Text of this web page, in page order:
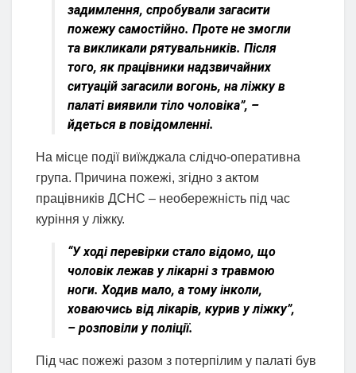
задимлення, спробували загасити
пожежу самостійно. Проте не змогли
та викликали рятувальників. Після
того, як працівники надзвичайних
ситуацій загасили вогонь, на ліжку в
палаті виявили тіло чоловіка”, –
йдеться в повідомленні.
На місце події виїжджала слідчо-оперативна
група. Причина пожежі, згідно з актом
працівників ДСНС – необережність під час
куріння у ліжку.
“У ході перевірки стало відомо, що
чоловік лежав у лікарні з травмою
ноги. Ходив мало, а тому інколи,
ховаючись від лікарів, курив у ліжку”,
– розповіли у поліції.
Під час пожежі разом з потерпілим у палаті був